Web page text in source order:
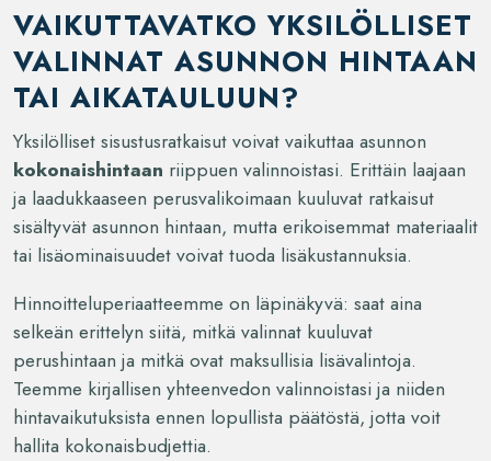
VAIKUTTAVATKO YKSILÖLLISET
VALINNAT ASUNNON HINTAAN
TAI AIKATAULUUN?
Yksilölliset sisustusratkaisut voivat vaikuttaa asunnon
kokonaishintaan riippuen valinnoistasi. Erittäin laajaan
ja laadukkaaseen perusvalikoimaan kuuluvat ratkaisut
sisältyvät asunnon hintaan, mutta erikoisemmat materiaalit
tai lisäominaisuudet voivat tuoda lisäkustannuksia.
Hinnoitteluperiaatteemme on läpinäkyvä: saat aina
selkeän erittelyn siitä, mitkä valinnat kuuluvat
perushintaan ja mitkä ovat maksullisia lisävalintoja.
Teemme kirjallisen yhteenvedon valinnoistasi ja niiden
hintavaikutuksista ennen lopullista päätöstä, jotta voit
hallita kokonaisbudjettia.